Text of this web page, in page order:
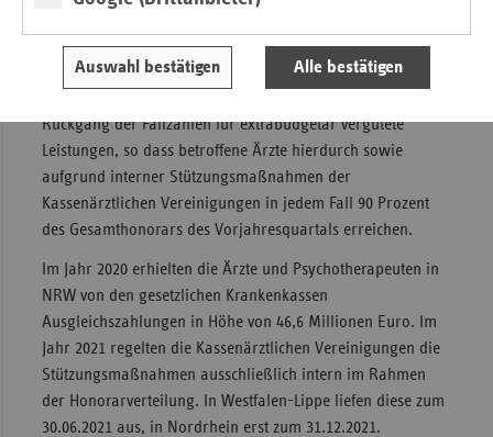
Auswahl bestätigen Alle bestätigen
Gesamtvergütung im regulären Umfang ausgezahlt.
Außerdem leisteten die Krankenkassen 2020
Rückgang der Fallzahlen für extrabudgetär vergütete
Leistungen, so dass betroffene Ärzte hierdurch sowie
aufgrund interner Stützungsmaßnahmen der
Kassenärztlichen Vereinigungen in jedem Fall 90 Prozent
des Gesamthonorars des Vorjahresquartals erreichen.
Im Jahr 2020 erhielten die Ärzte und Psychotherapeuten in
NRW von den gesetzlichen Krankenkassen
Ausgleichszahlungen in Höhe von 46,6 Millionen Euro. Im
Jahr 2021 regelten die Kassenärztlichen Vereinigungen die
Stützungsmaßnahmen ausschließlich intern im Rahmen
der Honorarverteilung. In Westfalen-Lippe liefen diese zum
30.06.2021 aus, in Nordrhein erst zum 31.12.2021.